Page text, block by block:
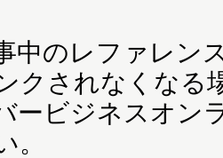
中のレファレン
クされなくなる
ービジネスオン
。